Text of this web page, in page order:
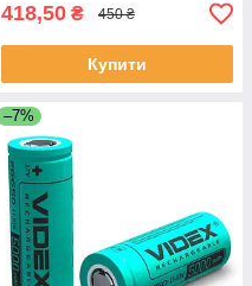
418,50 ₴ 450 ₴
Купити
–7%